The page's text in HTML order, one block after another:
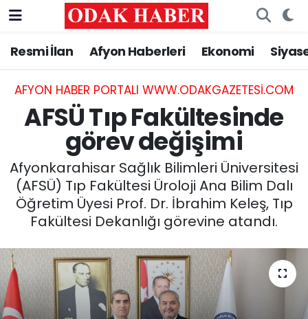
Resmi İlan Afyon Haberleri Ekonomi
AFYON HABER PORTALI WWW.ODAKGAZETESI.COM
AFSÜ Tıp Fakültesinde
görev değişimi
Afyonkarahisar Sağlık Bilimleri Üniversitesi
(AFSÜ) Tıp Fakültesi Üroloji Ana Bilim Dalı
Öğretim Üyesi Prof. Dr. İbrahim Keleş, Tıp
Fakültesi Dekanlığı görevine atandı.
AFYONKARAHİSAR HABERLERİ
Resmi İlan
ASAYİŞ
GÜNCEL
SİYASET
EĞİTİM
MAGAZİN
SAĞLIK
Nöbetçi Eczaneler
Hava Durumu
Trafik Durumu
Süper Lig Puan Durumu ve Fikstür
Tüm Manşetler
Son Dakika Haberleri
Haber Arşivi